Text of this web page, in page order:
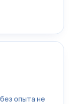
опыта не